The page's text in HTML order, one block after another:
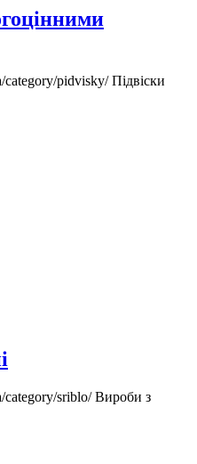
category/pidvisky/Підвіски
category/sriblo/Вироби з